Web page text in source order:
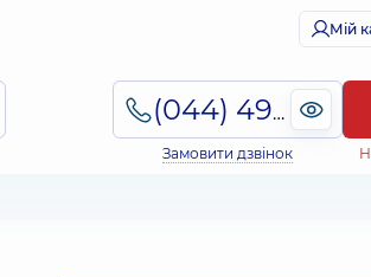
Мій
(044) 495-2-888
Замовити дзвінок